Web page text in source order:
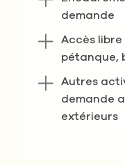
demande
Accès
pétanque,
Autres
demande
extérieurs